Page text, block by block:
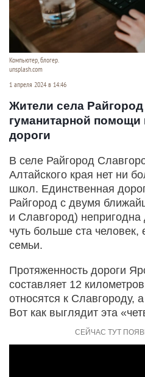
Компьютер, блогер.
unsplash.com
1 апреля 2024 в 14:46
Жители села Райгород
гуманитарной помощи
дороги
В селе Райгород
Алтайского края нет ни
школ. Единственная
Райгород с двумя
и Славгород)
чуть больше ста
семьи.
Протяженность дороги
составляет 12
относятся к Славгороду,
Вот как выглядит эта